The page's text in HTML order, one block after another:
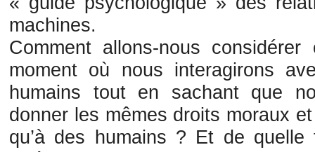
machines.
Comment allons-nous
moment où nous interagirons
humains tout en sachant que
donner les mêmes droits moraux
qu’à des humains ? Et de quelle